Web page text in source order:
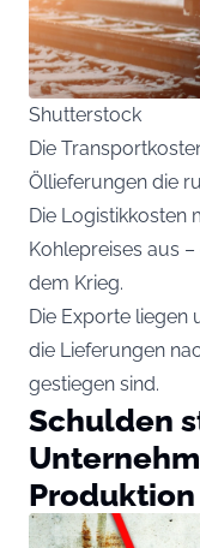
Shutterstock
Die
Öllieferungen die
Die Logistikkosten
Kohlepreises aus
dem Krieg.
Die Exporte liegen
die Lieferungen
gestiegen sind.
Schulden
Produktion